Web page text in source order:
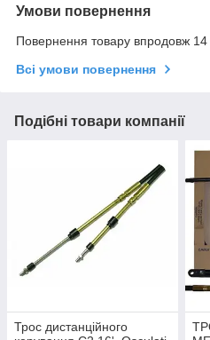
Умови повернення
Повернення товару впродовж 14
Всі умови повернення
Подібні товари компанії
Трос дистанційного